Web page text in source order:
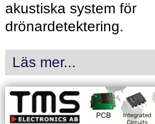
akustiska system för
drönardetektering.
Läs mer...